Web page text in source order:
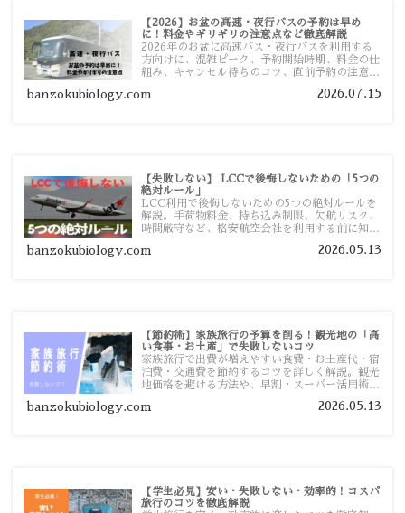
【2026】お盆の高速・夜行バスの予約は早め
に！料金やギリギリの注意点など徹底解説
2026年のお盆に高速バス・夜行バスを利用する
方向けに、混雑ピーク、予約開始時期、料金の仕
組み、キャンセル待ちのコツ、直前予約の注意点
banzokubiology.com 2026.07.15
【失敗しない】 LCCで後悔しないための「5つの
絶対ルール」
LCC利用で後悔しないための5つの絶対ルールを
解説。手荷物料金、持ち込み制限、欠航リスク、
時間厳守など、格安航空会社を利用する前に知っ
す。
banzokubiology.com 2026.05.13
【節約術】家族旅行の予算を削る！観光地の「高
い食事・お土産」で失敗しないコツ
家族旅行で出費が増えやすい食費・お土産代・宿
泊費・交通費を節約するコツを詳しく解説。観光
地価格を避ける方法や、早割・スーパー活用術、
banzokubiology.com 2026.05.13
【学生必見】安い・失敗しない・効率的！コスパ
旅行のコツを徹底解説